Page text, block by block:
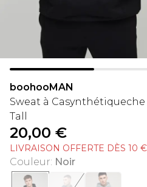
boohooMAN
Sweat à Casynthétiqueche
Tall
20,00 €
LIVRAISON OFFERTE DÈS 10
Couleur: Noir